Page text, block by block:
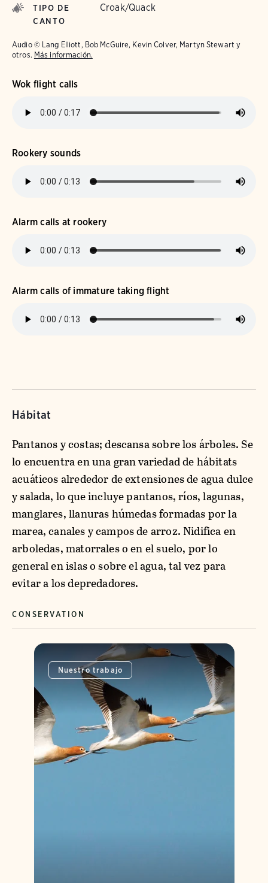
TIPO DE
CANTO
Croak/Quack
Audio © Lang Elliott, Bob McGuire, Kevin Colver, Martyn Stewart y
otros. Más información.
Wok flight calls
Rookery sounds
Alarm calls at rookery
Alarm calls of immature taking flight
Hábitat
Pantanos y costas; descansa sobre los árboles. Se
lo encuentra en una gran variedad de hábitats
acuáticos alrededor de extensiones de agua dulce
y salada, lo que incluye pantanos, ríos, lagunas,
manglares, llanuras húmedas formadas por la
marea, canales y campos de arroz. Nidifica en
arboledas, matorrales o en el suelo, por lo
general en islas o sobre el agua, tal vez para
evitar a los depredadores.
CONSERVATION
Nuestro trabajo